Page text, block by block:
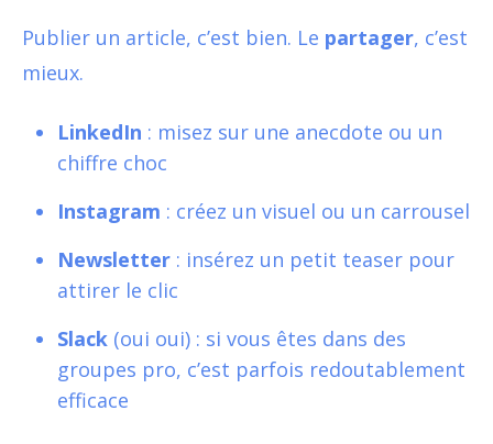
Publier un article, c’est bien. Le partager, c’est
mieux.
LinkedIn : misez sur une anecdote ou un
chiffre choc
Instagram : créez un visuel ou un carrousel
Newsletter : insérez un petit teaser pour
attirer le clic
Slack (oui oui) : si vous êtes dans des
groupes pro, c’est parfois redoutablement
efficace